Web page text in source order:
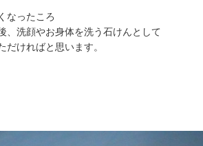
なったころ
、洗顔やお身体を洗う石けんとして
だければと思います。